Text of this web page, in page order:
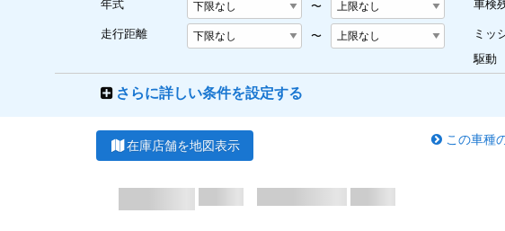
年式 〜
走行距離 〜
車検
ミッ
駆動
さらに詳しい条件を設定する
在庫店舗を地図表示 この車種